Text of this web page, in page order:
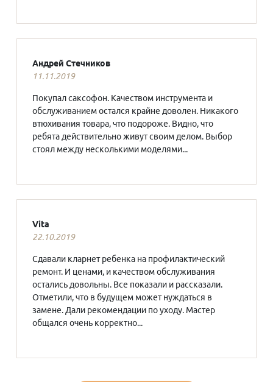
Андрей Стечников
11.11.2019
Покупал саксофон. Качеством инструмента и
обслуживанием остался крайне доволен. Никакого
втюхивания товара, что подороже. Видно, что
ребята действительно живут своим делом. Выбор
стоял между несколькими моделями...
Vita
22.10.2019
Сдавали кларнет ребенка на профилактический
ремонт. И ценами, и качеством обслуживания
остались довольны. Все показали и рассказали.
Отметили, что в будущем может нуждаться в
замене. Дали рекомендации по уходу. Мастер
общался очень корректно...